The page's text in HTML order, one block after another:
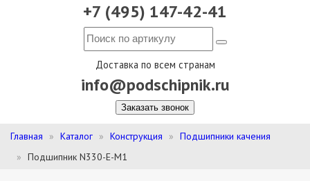
+7 (495) 147-42-41
Доставка по всем странам
info@podschipnik.ru
Заказать звонок
Главная Каталог Конструкция
Подшипники качения
Подшипник N330-E-M1